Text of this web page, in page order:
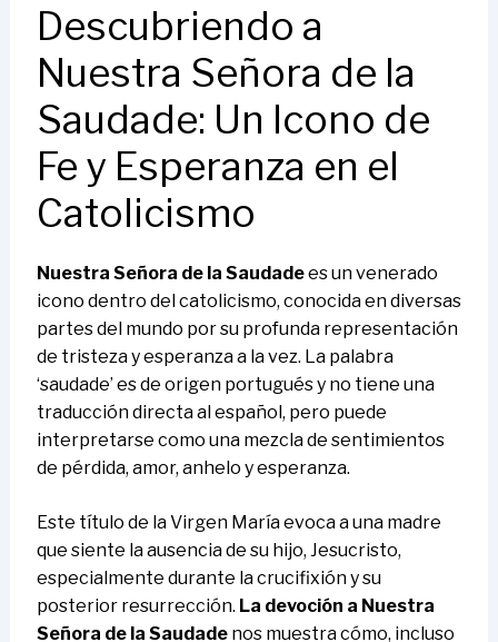
Descubriendo a
Nuestra Señora de la
Saudade: Un Icono de
Fe y Esperanza en el
Catolicismo
Nuestra Señora de la Saudadees un venerado
icono dentro del catolicismo, conocida en diversas
partes del mundo por su profunda representación
de tristeza y esperanza a la vez. La palabra
‘saudade’ es de origen portugués y no tiene una
traducción directa al español, pero puede
interpretarse como una mezcla de sentimientos
de pérdida, amor, anhelo y esperanza.
Este título de la Virgen María evoca a una madre
que siente la ausencia de su hijo, Jesucristo,
especialmente durante la crucifixión y su
posterior resurrección. La devoción a Nuestra
Señora de la Saudadenos muestra cómo, incluso